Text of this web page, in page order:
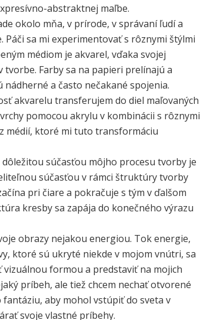
abstraktnej maľbe.
okolo mňa, v prírode, v správaní ľudí a
Páči sa mi experimentovať s rôznymi štýlmi
médiom je akvarel, vďaka svojej
tvorbe. Farby sa na papieri prelínajú a
a často nečakané spojenia.
akvarelu transferujem do diel maľovaných
pomocou akrylu v kombinácii s rôznymi
médií, ktoré mi tuto transformáciu
dôležitou súčasťou môjho procesu tvorby je
súčasťou v rámci štruktúry tvorby
pri čiare a pokračuje s tým v ďalšom
kresby sa zapája do konečného výrazu
obrazy nejakou energiou. Tok energie,
ktoré sú ukryté niekde v mojom vnútri, sa
vizuálnou formou a predstaviť na mojich
príbeh, ale tiež chcem nechať otvorené
fantáziu, aby mohol vstúpiť do sveta v
svoje vlastné príbehy.